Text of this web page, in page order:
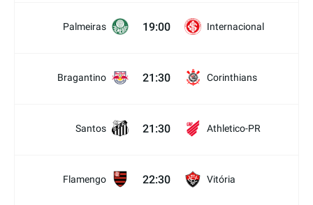
Palmeiras 19:00 Internacional
Bragantino 21:30 Corinthians
Santos 21:30 Athletico-PR
Flamengo 22:30 Vitória